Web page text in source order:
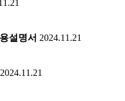
설명서 2024.11.21
2024.11.21